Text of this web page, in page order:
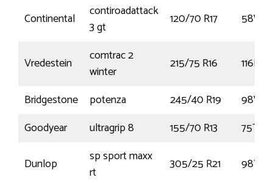
Continental
contiroadattack
3 gt
120/70 R17 58W
Vredestein
comtrac 2
winter
215/75 R16
116R
Bridgestone
potenza 245/40 R19
98W
Goodyear
ultragrip 8 155/70 R13
75T
Dunlop
sp sport maxx
rt
305/25 R21
98YY